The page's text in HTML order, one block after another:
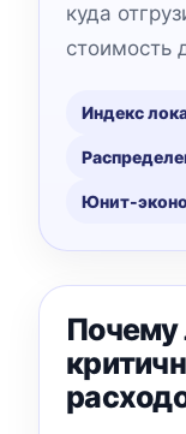
куда
стоимость
Индекс
Юнит-
Почему